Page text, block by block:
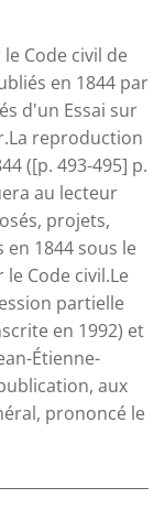
Code civil de
en 1844 par
d'un Essai sur
reproduction
([p. 493-495] p.
au lecteur
projets,
1844 sous le
Code civil.Le
partielle
en 1992) et
Étienne-
aux
prononcé le